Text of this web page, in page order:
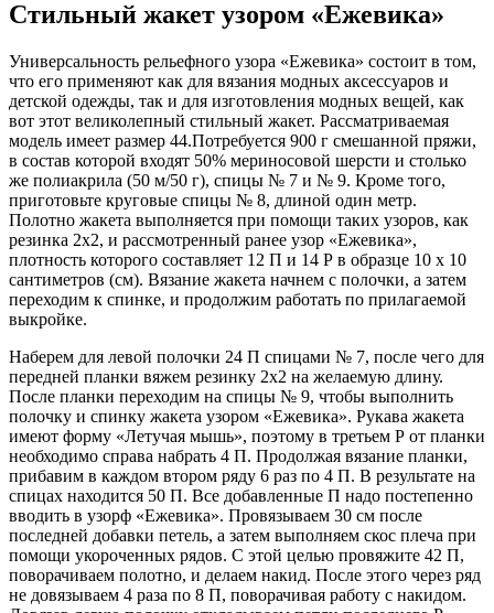
Стильный жакет узором «Ежевика»
Универсальность рельефного узора «Ежевика» состоит в том,
что его применяют как для вязания модных аксессуаров и
детской одежды, так и для изготовления модных вещей, как
вот этот великолепный стильный жакет. Рассматриваемая
модель имеет размер 44.Потребуется 900 г смешанной пряжи,
в состав которой входят 50% мериносовой шерсти и столько
же полиакрила (50 м/50 г), спицы № 7 и № 9. Кроме того,
приготовьте круговые спицы № 8, длиной один метр.
Полотно жакета выполняется при помощи таких узоров, как
резинка 2х2, и рассмотренный ранее узор «Ежевика»,
плотность которого составляет 12 П и 14 Р в образце 10 х 10
сантиметров (см). Вязание жакета начнем с полочки, а затем
переходим к спинке, и продолжим работать по прилагаемой
выкройке.
Наберем для левой полочки 24 П спицами № 7, после чего для
передней планки вяжем резинку 2х2 на желаемую длину.
После планки переходим на спицы № 9, чтобы выполнить
полочку и спинку жакета узором «Ежевика». Рукава жакета
имеют форму «Летучая мышь», поэтому в третьем Р от планки
необходимо справа набрать 4 П. Продолжая вязание планки,
прибавим в каждом втором ряду 6 раз по 4 П. В результате на
спицах находится 50 П. Все добавленные П надо постепенно
вводить в узорф «Ежевика». Провязываем 30 см после
последней добавки петель, а затем выполняем скос плеча при
помощи укороченных рядов. С этой целью провяжите 42 П,
поворачиваем полотно, и делаем накид. После этого через ряд
не довязываем 4 раза по 8 П, поворачивая работу с накидом.